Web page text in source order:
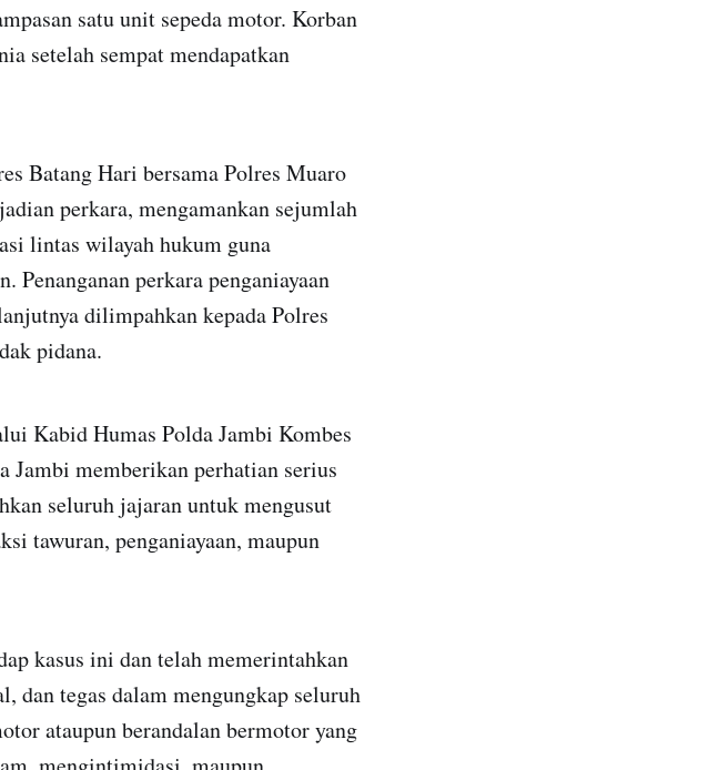
satu unit sepeda motor. Korban
setelah sempat mendapatkan
Batang Hari bersama Polres Muaro
perkara, mengamankan sejumlah
lintas wilayah hukum guna
Penanganan perkara penganiayaan
dilimpahkan kepada Polres
pidana.
Kabid Humas Polda Jambi Kombes
Jambi memberikan perhatian serius
seluruh jajaran untuk mengusut
tawuran, penganiayaan, maupun
kasus ini dan telah memerintahkan
dan tegas dalam mengungkap seluruh
ataupun berandalan bermotor yang